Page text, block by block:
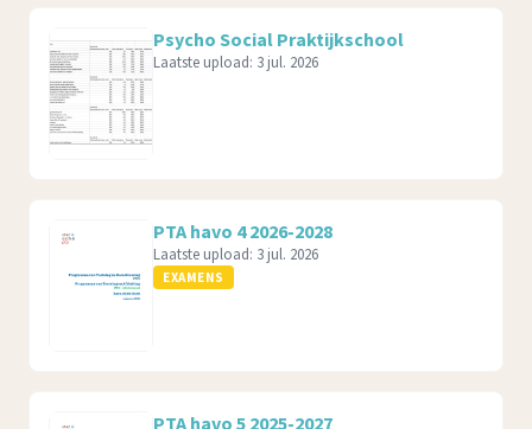
Psycho Social Praktijkschool
Laatste upload: 3 jul. 2026
PTA havo 4 2026-2028
Laatste upload: 3 jul. 2026
EXAMENS
PTA havo 5 2025-2027